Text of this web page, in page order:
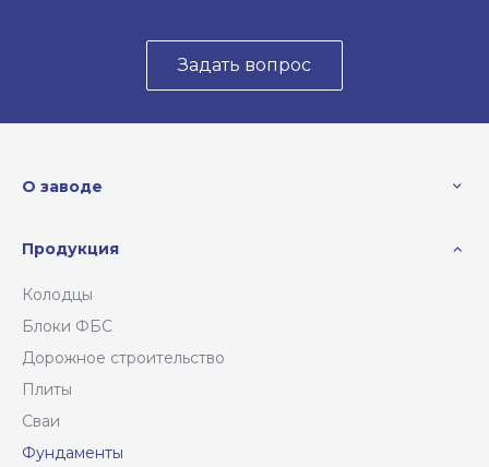
Задать вопрос
О заводе
Продукция
Колодцы
Блоки ФБС
Дорожное строительство
Плиты
Сваи
Фундаменты